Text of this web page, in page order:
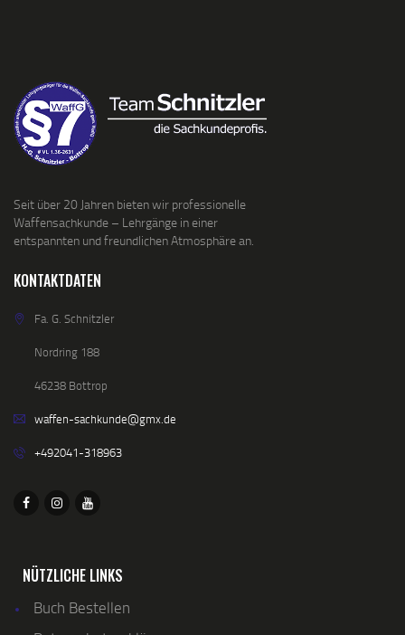
Seit über 20 Jahren bieten wir professionelle
Waffensachkunde – Lehrgänge in einer
entspannten und freundlichen Atmosphäre an.
KONTAKTDATEN
Fa. G. Schnitzler
Nordring 188
46238 Bottrop
waffen-sachkunde@gmx.de
+492041-318963
NÜTZLICHE LINKS
Buch Bestellen